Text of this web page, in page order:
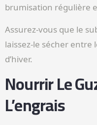
brumisation régulière
Assurez-vous que le
laissez-le sécher entre
d’hiver.
Nourrir Le
L’engrais